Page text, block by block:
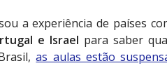
a experiência de países
e Israel para saber
as aulas estão